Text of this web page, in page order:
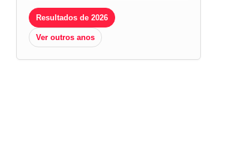
Resultados de 2026
Ver outros anos